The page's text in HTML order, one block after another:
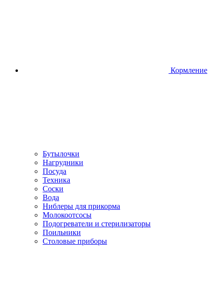
Кормление
Бутылочки
Нагрудники
Посуда
Техника
Соски
Вода
Ниблеры для прикорма
Молокоотсосы
Подогреватели и стерилизаторы
Поильники
Столовые приборы